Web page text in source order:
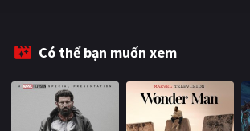
Có thể bạn muốn xem